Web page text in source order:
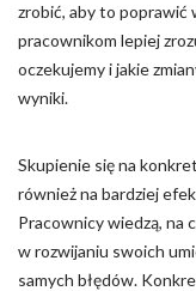
zrobić, aby to poprawić
pracownikom lepiej
oczekujemy i jakie
wyniki.
Skupienie się na
również na bardziej
Pracownicy wiedzą, na
w rozwijaniu swoich
samych błędów.